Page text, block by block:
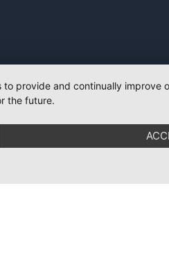
provide and continually
the future.